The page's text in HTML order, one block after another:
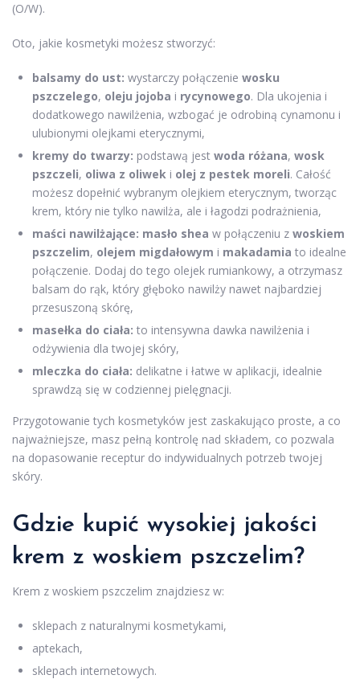
(O/W).
Oto, jakie kosmetyki możesz stworzyć:
balsamy do ust: wystarczy połączenie wosku
pszczelego, oleju jojoba i rycynowego. Dla ukojenia i
dodatkowego nawilżenia, wzbogać je odrobiną cynamonu i
ulubionymi olejkami eterycznymi,
kremy do twarzy: podstawą jest woda różana, wosk
pszczeli, oliwa z oliwek i olej z pestek moreli. Całość
możesz dopełnić wybranym olejkiem eterycznym, tworząc
krem, który nie tylko nawilża, ale i łagodzi podrażnienia,
maści nawilżające: masło shea w połączeniu z woskiem
pszczelim, olejem migdałowym i makadamia to idealne
połączenie. Dodaj do tego olejek rumiankowy, a otrzymasz
balsam do rąk, który głęboko nawilży nawet najbardziej
przesuszoną skórę,
masełka do ciała: to intensywna dawka nawilżenia i
odżywienia dla twojej skóry,
mleczka do ciała: delikatne i łatwe w aplikacji, idealnie
sprawdzą się w codziennej pielęgnacji.
Przygotowanie tych kosmetyków jest zaskakująco proste, a co
najważniejsze, masz pełną kontrolę nad składem, co pozwala
na dopasowanie receptur do indywidualnych potrzeb twojej
skóry.
Gdzie kupić wysokiej jakości
krem z woskiem pszczelim?
Krem z woskiem pszczelim znajdziesz w:
sklepach z naturalnymi kosmetykami,
aptekach,
sklepach internetowych.